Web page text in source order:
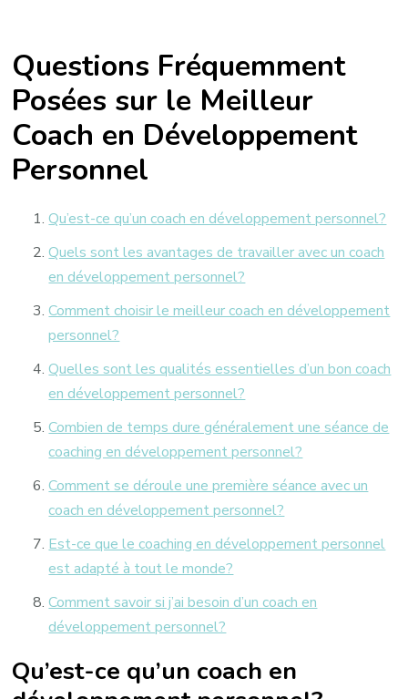
Questions Fréquemment
Posées sur le Meilleur
Coach en Développement
Personnel
Qu’est-ce qu’un coach en développement personnel?
Quels sont les avantages de travailler avec un coach
en développement personnel?
Comment choisir le meilleur coach en développement
personnel?
Quelles sont les qualités essentielles d’un bon coach
en développement personnel?
Combien de temps dure généralement une séance de
coaching en développement personnel?
Comment se déroule une première séance avec un
coach en développement personnel?
Est-ce que le coaching en développement personnel
est adapté à tout le monde?
Comment savoir si j’ai besoin d’un coach en
développement personnel?
Qu’est-ce qu’un coach en